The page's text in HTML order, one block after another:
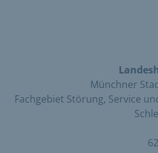
Münchner
Fachgebiet Störung, Service